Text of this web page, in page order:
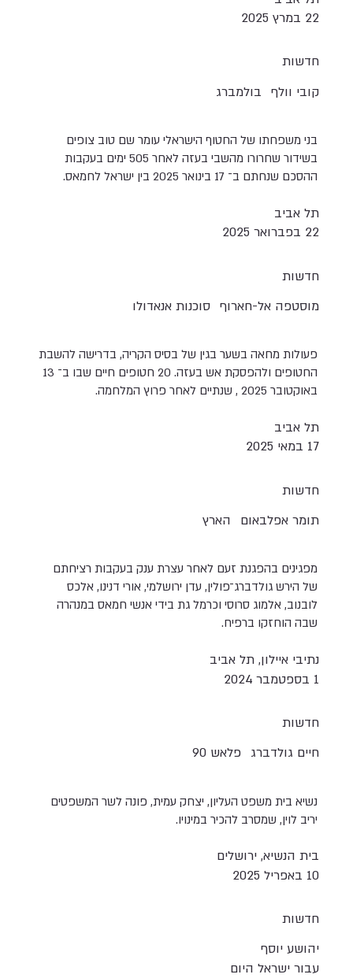
22 במרץ 2025
חדשות
בולמברג קובי וולף
בני משפחתו של החטוף הישראלי עומר שם טוב צופים
בשידור שחרורו מהשבי בעזה לאחר 505 ימים בעקבות
ההסכם שנחתם ב־ 17 בינואר 2025 בין ישראל לחמאס.
תל אביב
22 בפברואר 2025
חדשות
סוכנות אנאדולו מוסטפה אל-חארוף
פעולות מחאה בשער בגין של בסיס הקריה, בדרישה להשבת
החטופים ולהפסקת אש בעזה. 20 חטופים חיים שבו ב־ 13
באוקטובר 2025 , שנתיים לאחר פרוץ המלחמה.
תל אביב
17 במאי 2025
חדשות
הארץ
תומר אפלבאום
מפגינים בהפגנת זעם לאחר עצרת ענק בעקבות רציחתם
של הירש גולדברג־פולין, עדן ירושלמי, אורי דנינו, אלכס
לובנוב, אלמוג סרוסי וכרמל גת בידי אנשי חמאס במנהרה
שבה הוחזקו ברפיח.
נתיבי איילון, תל אביב
1 בספטמבר 2024
חדשות
פלאש 90 חיים גולדברג
נשיא בית משפט העליון, יצחק עמית, פונה לשר המשפטים
יריב לוין, שמסרב להכיר במינויו.
בית הנשיא, ירושלים
10 באפריל 2025
חדשות
יהושע יוסף
עבור ישראל היום